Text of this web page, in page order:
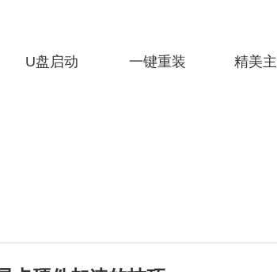
U盘启动 一键重装 精美